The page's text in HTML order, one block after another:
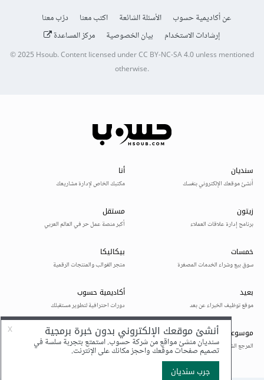
عن أكاديمية حسوب الأسئلة الشائعة اكتب معنا
درّب معنا
إرشادات الاستخدام
بيان الخصوصية مركز المساعدة
© 2025Hsoub.Content licensed underCC BY-NC-SA 4.0unless mentioned
otherwise.